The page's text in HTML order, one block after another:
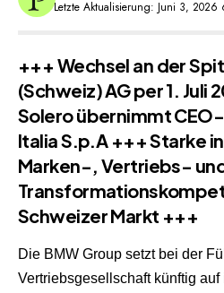
Letzte Aktualisierung: Juni 3, 2026
+++ Wechsel an der
(Schweiz) AG per 1. Juli
Solero übernimmt
Italia S.p.A +++ Starke
Marken-, Vertriebs-
Schweizer Markt +++
Die BMW Group setzt bei der
Vertriebsgesellschaft künftig